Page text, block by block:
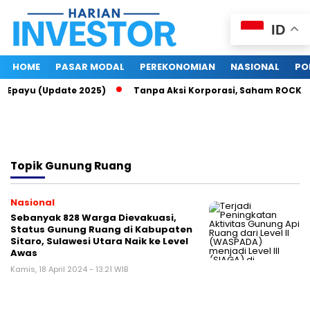
HOME PASAR MODAL PEREKONOMIAN NASIONAL
(Update 2025) Tanpa Aksi Korporasi, Saham ROCK
TopikGunung Ruang
Nasional
Sebanyak 828 Warga Dievakuasi,
Status Gunung Ruang di Kabupaten
Sitaro, Sulawesi Utara Naik ke Level
Awas
Kamis, 18 April 2024 - 13:21 WIB
ID